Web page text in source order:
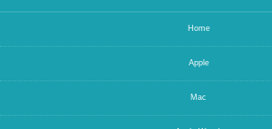
Home
Apple
Mac